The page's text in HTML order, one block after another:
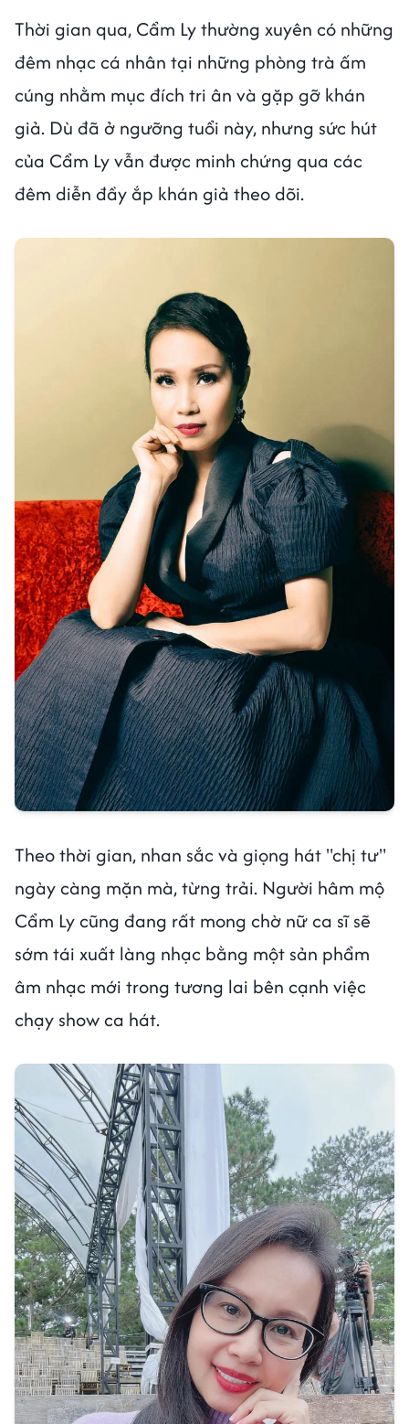
Thời gian qua, Cẩm Ly thường xuyên có những
đêm nhạc cá nhân tại những phòng trà ấm
cúng nhằm mục đích tri ân và gặp gỡ khán
giả. Dù đã ở ngưỡng tuổi này, nhưng sức hút
của Cẩm Ly vẫn được minh chứng qua các
đêm diễn đầy ắp khán giả theo dõi.
Theo thời gian, nhan sắc và giọng hát "chị tư"
ngày càng mặn mà, từng trải. Người hâm mộ
Cẩm Ly cũng đang rất mong chờ nữ ca sĩ sẽ
sớm tái xuất làng nhạc bằng một sản phẩm
âm nhạc mới trong tương lai bên cạnh việc
chạy show ca hát.